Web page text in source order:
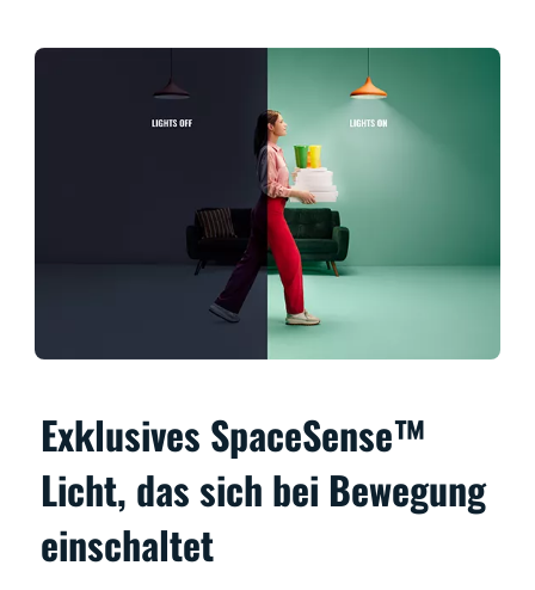
Exklusives SpaceSense™
Licht, das sich bei Bewegung
einschaltet